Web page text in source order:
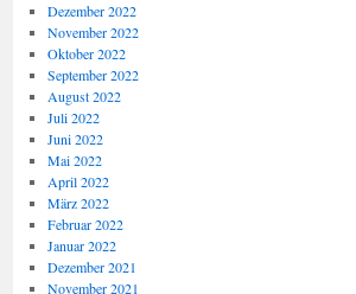
Dezember 2022
November 2022
Oktober 2022
September 2022
August 2022
Juli 2022
Juni 2022
Mai 2022
April 2022
März 2022
Februar 2022
Januar 2022
Dezember 2021
November 2021